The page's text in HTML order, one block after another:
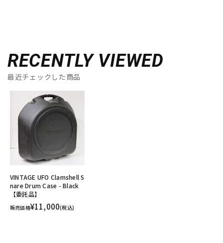
RECENTLY VIEWED
最近チェックした商品
VINTAGE UFO Clamshell S
nare Drum Case - Black
【委託品】
販売価格¥11,000(税込)